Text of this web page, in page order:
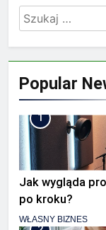
Szukaj:
Popular
1
Jak wygląda
po kroku?
WŁASNY BIZNES